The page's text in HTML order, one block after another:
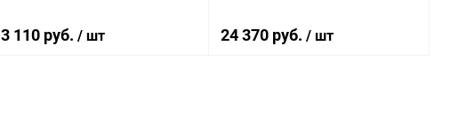
3 110 руб. / шт 24 370 руб./ шт